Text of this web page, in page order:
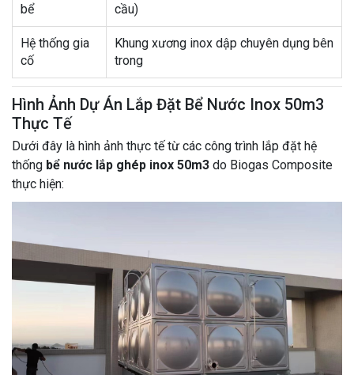
bể
cầu)
Hệ thống gia
cố
Khung xương inox dập chuyên dụng bên
trong
Hình Ảnh Dự Án Lắp Đặt Bể Nước Inox 50m3
Thực Tế
Dưới đây là hình ảnh thực tế từ các công trình lắp đặt hệ
thống bể nước lắp ghép inox 50m3 do Biogas Composite
thực hiện: